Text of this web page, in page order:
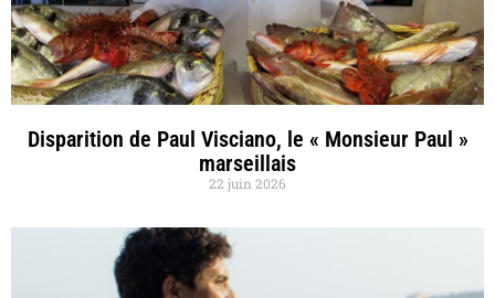
Disparition de Paul Visciano, le « Monsieur Paul »
marseillais
22 juin 2026